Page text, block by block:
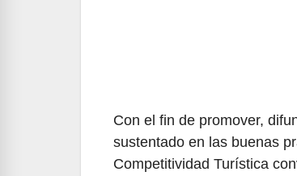
Con el fin de promover,
sustentado en las buenas
Competitividad Turística